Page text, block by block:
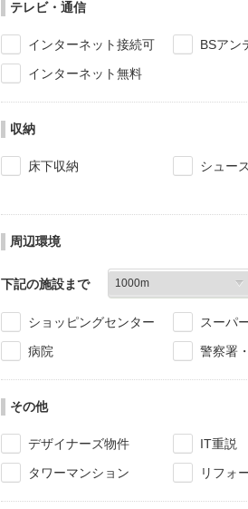
テレビ・通信
インターネット接続可
BSアン
インターネット無料
収納
床下収納 シュー
周辺環境
下記の施設まで
ショッピングセンター
スーパ
病院
警察署
その他
デザイナーズ物件
IT重説
タワーマンション
リフォ